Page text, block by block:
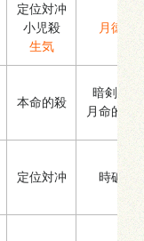
定位対冲
小児殺
生気
月徳
本命的殺
暗剣殺
月命的殺
定位対冲 時破